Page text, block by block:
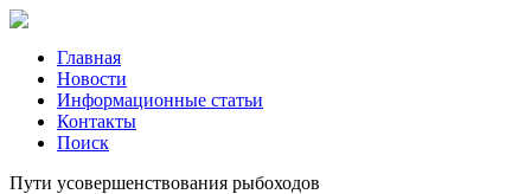
Главная
Новости
Информационные статьи
Контакты
Поиск
Пути усовершенствования рыбоходов